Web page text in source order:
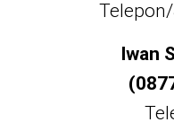
Iwan